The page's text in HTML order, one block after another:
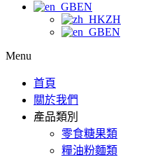
EN
ZH
EN
Menu
首頁
關於我們
產品類別
零食糖果類
糧油粉麵類